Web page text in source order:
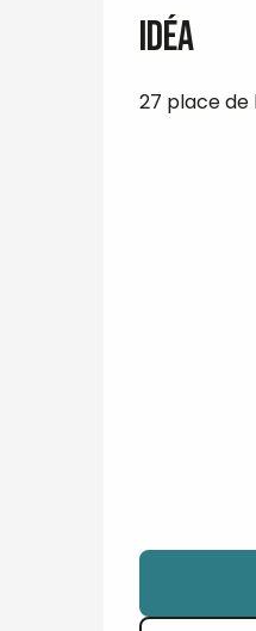
Idéa
27 place de